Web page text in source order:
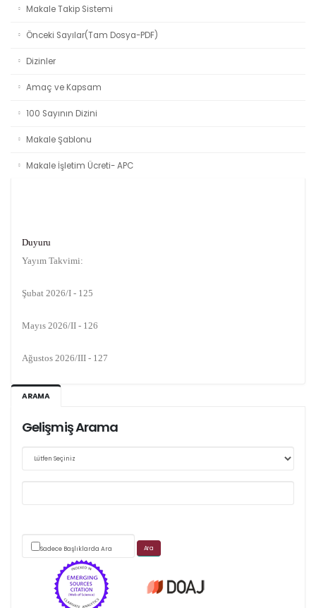
Makale Takip Sistemi
Önceki Sayılar(Tam Dosya-PDF)
Dizinler
Amaç ve Kapsam
100 Sayının Dizini
Makale Şablonu
Makale İşletim Ücreti- APC
Duyuru
Yayım Takvimi:
Şubat 2026/I - 125
Mayıs 2026/II - 126
Ağustos 2026/III - 127
Kasım 2026/IV - 128
ARAMA
Gelişmiş Arama
Sadece Başlıklarda Ara